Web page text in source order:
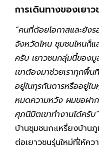
การเดินทางของเย
“คนที่ด้อยโอกาสและยัง
จังหวัดไหน ชุมชนไหนก็
ครับ เยาวชนกลุ่มนี้ของ
เขาต้องมาช่วยเราทุกพื้
อยู่ในทุรกันดารหรืออยู่ใน
หมดความหวัง ผมขอฝา
ศุภนิมิตเขาทำงานได้ครับ”
บ้านชุมชนกะเหรี่ยงบ้าน
ต่อเยาวชนรุ่นใหม่ที่ให้